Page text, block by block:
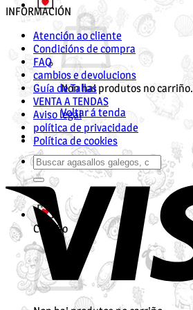
Non hai produtos no carriño.
Voltar á tenda
Buscar
por:
Carriño
INFORMACIÓN
Atención ao cliente
Condicións de compra
FAQ
cambios e devolucions
Guía de Tallas
VENTA A TENDAS
Aviso legal
política de privacidade
Política de cookies